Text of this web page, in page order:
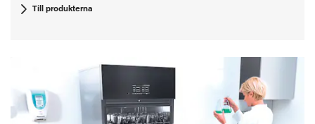
Till produkterna